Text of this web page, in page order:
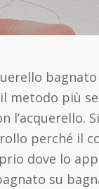
metodo più
l’acquerello.
perché il
dove lo
su